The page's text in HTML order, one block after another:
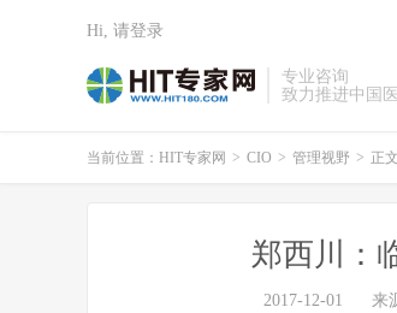
专业咨询
致力推进中国
Hi, 请登录
当前位置： HIT专家网 > CIO > 管理视野 > 正文
郑西川：
2017-12-01 来